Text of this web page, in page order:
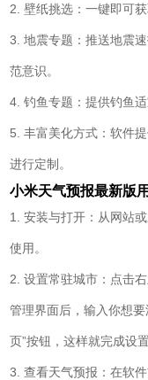
2. 壁纸挑选：一键即可
3. 地震专题：推送地震
范意识。
4. 钓鱼专题：提供钓鱼
5. 丰富美化方式：软件
进行定制。
小米天气预报最新版
1. 安装与打开：从网站
使用。
2. 设置常驻城市：点击
管理界面后，输入你想
页”按钮，这样就完成设置
3. 查看天气预报：在软